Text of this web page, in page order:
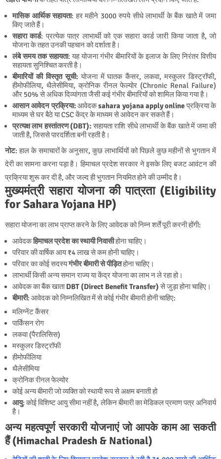
मासिक आर्थिक सहायता: हर महीने 3000 रुपये सीधे लाभार्थी के बैंक खाते में जमा
किए जाते हैं।
सहारा कार्ड: प्रत्येक पात्र लाभार्थी को एक सहारा कार्ड जारी किया जाता है, जो
योजना के तहत उनकी पहचान को दर्शाता है।
लंबे समय तक सहायता: यह योजना गंभीर बीमारियों के इलाज के लिए निरंतर वित्तीय
सहायता सुनिश्चित करती है।
बीमारियों की विस्तृत सूची:योजना में घातक कैंसर, लकवा, मस्कुलर डिस्ट्रॉफी,
हीमोफीलिया, थैलेसीमिया, क्रोनिक रीनल फेल्योर (Chronic Renal Failure)
और 50% से अधिक दिव्यांगता जैसी कई गंभीर बीमारियों को शामिल किया गया है।
आसान आवेदन प्रक्रिया:आवेदकsahara yojana apply onlineप्रक्रिया के
माध्यम से घर बैठे या CSC केंद्र के माध्यम से आवेदन कर सकते हैं।
प्रत्यक्ष लाभ हस्तांतरण (DBT):सहायता राशि सीधे लाभार्थी के बैंक खाते में जमा की
जाती है, जिससे पारदर्शिता बनी रहती है।
नोट: हाल के समाचारों के अनुसार, कुछ लाभार्थियों को पिछले कुछ महीनों से भुगतान में
देरी का सामना करना पड़ा है। हिमाचल प्रदेश सरकार ने इसके लिए बजट आवंटन की
प्रक्रिया शुरू कर दी है, और जल्द ही भुगतान नियमित होने की उम्मीद है।
मुख्यमंत्री सहारा योजना की पात्रता (Eligibility
for Sahara Yojana HP)
सहारा योजना का लाभ प्राप्त करने के लिए आवेदक को निम्न शर्तें पूरी करनी होंगी:
आवेदकहिमाचल प्रदेश का स्थायी निवासीहोना चाहिए।
परिवार की वार्षिक आय ₹4 लाख से कम होनी चाहिए।
परिवार का कोई सदस्यगंभीर बीमारी से पीड़ितहोना चाहिए।
लाभार्थी किसी अन्य समान राज्य या केंद्र योजना का लाभ न ले रहा हो।
आवेदक का बैंक खाताDBT (Direct Benefit Transfer)से जुड़ा होना चाहिए।
बीमारी: आवेदक को निम्नलिखित में से कोई गंभीर बीमारी होनी चाहिए:
मलिग्नेंट कैंसर
पार्किंसन रोग
लकवा (पैरालिसिस)
मस्कुलर डिस्ट्रॉफी
हीमोफीलिया
थैलेसीमिया
क्रोनिक रीनल फेल्योर
कोई अन्य बीमारी जो व्यक्ति को स्थायी रूप से अक्षम बनाती हो
आयु: कोई विशिष्ट आयु सीमा नहीं है, लेकिन बीमारी का मेडिकल प्रमाण पत्र अनिवार्य
है।
अन्य महत्वपूर्ण सरकारी योजनाएं जो आपके काम आ सकती
हैं (Himachal Pradesh & National)